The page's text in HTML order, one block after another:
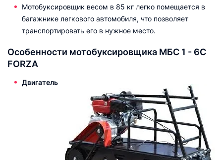
Мотобуксировщик весом в 85 кг легко помещается в
багажнике легкового автомобиля, что позволяет
транспортировать его в нужное место.
Особенности мотобуксировщика МБС 1 - 6С
FORZA
Двигатель